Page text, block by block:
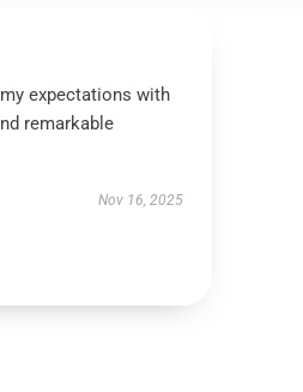
expectations with
remarkable
Nov 16, 2025